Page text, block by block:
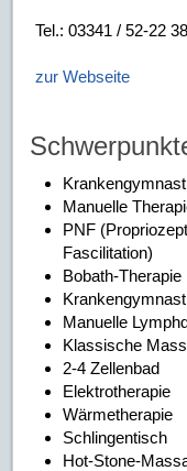
Tel.: 03341 / 52-22
zur Webseite
Manuelle
PNF
Fascilitation)
Bobath-Therapie
Manuelle
Klassische
2-4 Zellenbad
Elektrotherapie
Wärmetherapie
Schlingentisch
Hot-Stone-